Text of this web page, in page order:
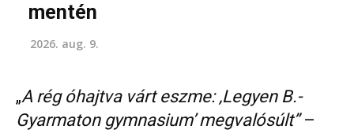
mentén
2026. aug. 9.
„A rég óhajtva várt eszme: ,Legyen B.-
Gyarmaton gymnasium’ megvalósúlt”–